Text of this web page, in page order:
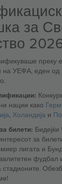
за
преку
на УЕФА, еден од
нации како
, Холандија и
билети:
за
лигата и
фудбал